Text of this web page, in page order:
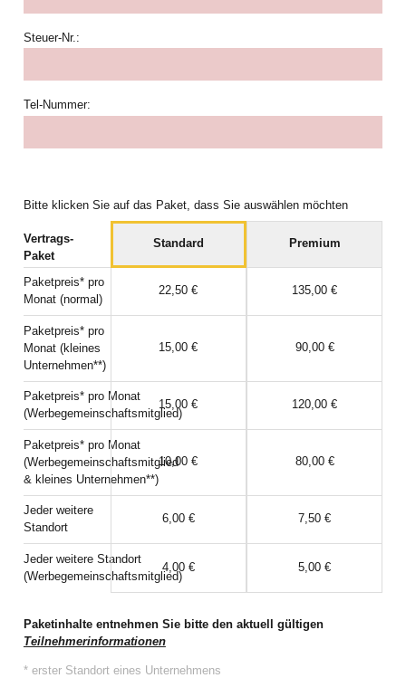
Steuer-Nr.:
Tel-Nummer:
Bitte klicken Sie auf das Paket, dass Sie auswählen möchten
Vertrags-
Paket
Standard Premium
Paketpreis* pro
Monat (normal)
22,50 € 135,00 €
Paketpreis* pro
Monat (kleines
Unternehmen**)
15,00 € 90,00 €
Paketpreis* pro Monat
(Werbegemeinschaftsmitglied)
15,00 € 120,00 €
Paketpreis* pro Monat
(Werbegemeinschaftsmitglied
& kleines Unternehmen**)
10,00 € 80,00 €
Jeder weitere
Standort
6,00 € 7,50 €
Jeder weitere Standort
(Werbegemeinschaftsmitglied)
4,00 € 5,00 €
Paketinhalte entnehmen Sie bitte den aktuell gültigen
Teilnehmerinformationen
* erster Standort eines Unternehmens